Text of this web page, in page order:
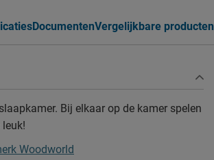
DocumentenVergelijkbare producten
Bij elkaar op de kamer spelen
Woodworld